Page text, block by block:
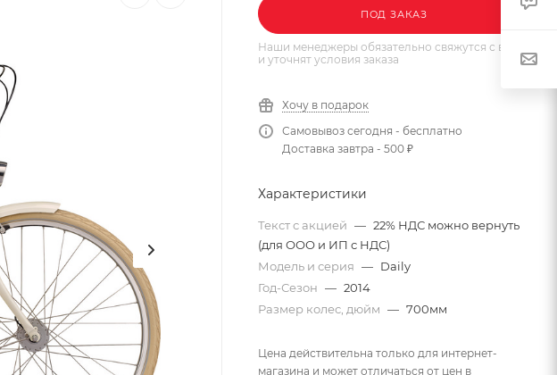
ПОД ЗАКАЗ
Наши менеджеры обязательно свяжутся с вами
и уточнят условия заказа
Хочу в подарок
Самовывоз сегодня - бесплатно
Доставка завтра - 500 ₽
Характеристики
Текст с акцией — 22% НДС можно вернуть
(для ООО и ИП с НДС)
Модель и серия — Daily
Год-Сезон — 2014
Размер колес, дюйм — 700мм
Цена действительна только для интернет-
магазина и может отличаться от цен в